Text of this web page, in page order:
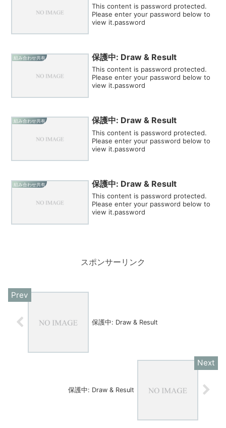
This content is password protected.
Please enter your password below to
view it.password
組み合わせ共有 保護中: Draw & Result
This content is password protected.
Please enter your password below to
view it.password
組み合わせ共有 保護中: Draw & Result
This content is password protected.
Please enter your password below to
view it.password
組み合わせ共有 保護中: Draw & Result
This content is password protected.
Please enter your password below to
view it.password
スポンサーリンク
保護中: Draw & Result
保護中: Draw & Result